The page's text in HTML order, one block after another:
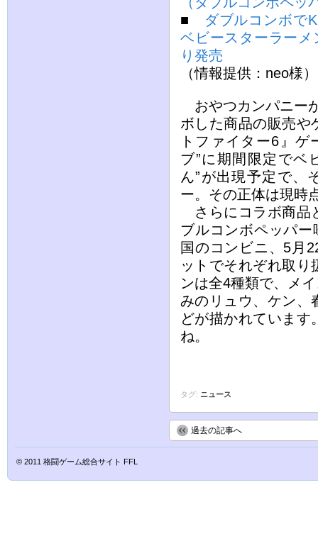
■
ダブルコンボで
ベビースターラー
り発売
（情報提供：neo様）
おやつカンパニー
ボした商品の販売や
トファイター6』ゲ
ブ”に期間限定でベ
ん”が出現予定で、
ー。その正体は現時
さらにコラボ商品
ブルコンボペッパ
国のコンビニ、5月
ットでそれぞれ取
ンは全4種類で、メ
みのリュウ、ケン、
どが描かれていま
ね。
タグ: ニュース
過去の記事へ
© 2011 格闘ゲーム総合サイト FFL